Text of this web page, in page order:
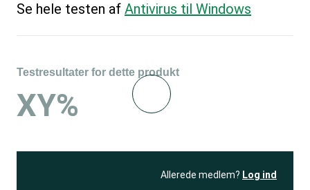
Se hele testen af Antivirus til Windows
Testresultater for dette produkt
XY%
Allerede medlem? Log ind